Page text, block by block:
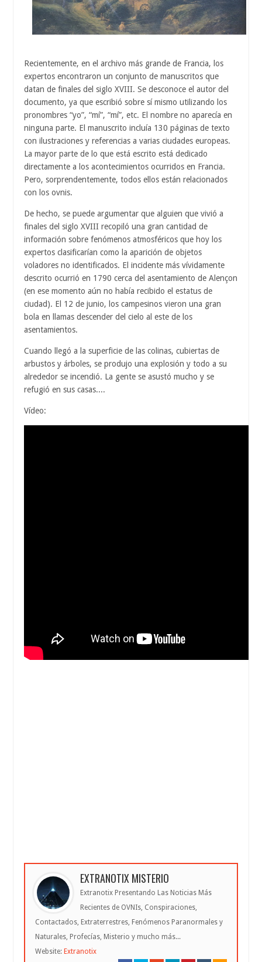
Recientemente, en el archivo más grande de Francia, los
expertos encontraron un conjunto de manuscritos que
datan de finales del siglo XVIII. Se desconoce el autor del
documento, ya que escribió sobre sí mismo utilizando los
pronombres “yo”, “mí”, “mí”, etc. El nombre no aparecía en
ninguna parte. El manuscrito incluía 130 páginas de texto
con ilustraciones y referencias a varias ciudades europeas.
La mayor parte de lo que está escrito está dedicado
directamente a los acontecimientos ocurridos en Francia.
Pero, sorprendentemente, todos ellos están relacionados
con los ovnis.
De hecho, se puede argumentar que alguien que vivió a
finales del siglo XVIII recopiló una gran cantidad de
información sobre fenómenos atmosféricos que hoy los
expertos clasificarían como la aparición de objetos
voladores no identificados. El incidente más vívidamente
descrito ocurrió en 1790 cerca del asentamiento de Alençon
(en ese momento aún no había recibido el estatus de
ciudad). El 12 de junio, los campesinos vieron una gran
bola en llamas descender del cielo al este de los
asentamientos.
Cuando llegó a la superficie de las colinas, cubiertas de
arbustos y árboles, se produjo una explosión y todo a su
alrededor se incendió. La gente se asustó mucho y se
refugió en sus casas....
Vídeo:
EXTRANOTIX MISTERIO
Extranotix Presentando Las Noticias Más
Recientes de OVNIs, Conspiraciones,
Contactados, Extraterrestres, Fenómenos Paranormales y
Naturales, Profecías, Misterio y mucho más...
Website: Extranotix